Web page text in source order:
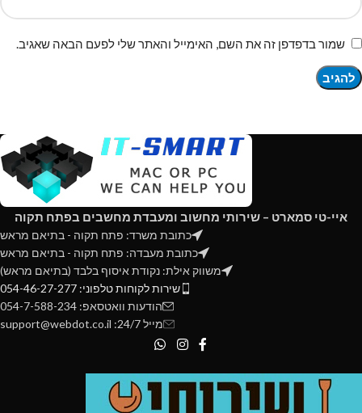
שמור בדפדפן זה את השם, האימייל והאתר שלי לפעם הבאה שאגיב.
איי-טי סמארט – שירותי מחשוב ומעבדת מחשבים בפתח תקוה
כתובת משרד: פתח תקוה - בתיאם מראש
כתובת מעבדה: פתח תקוה - בתיאם מראש
משווק אילת: נקודת איסוף בלבד (בתיאם מראש)
שירות לקוחות טלפוני: 054-46-27-277
הודעות וואטסאפ: 054-7-588-234
מייל 24/7: support@webdot.co.il